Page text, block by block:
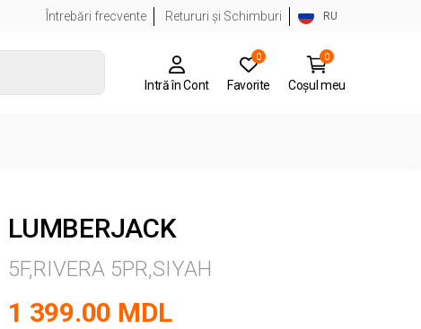
Întrebări frecvente Retururi și Schimburi RU
Intră în Cont
0
Favorite
0
Coșul meu
LUMBERJACK
5F,RIVERA 5PR,SIYAH
1 399.00 MDL